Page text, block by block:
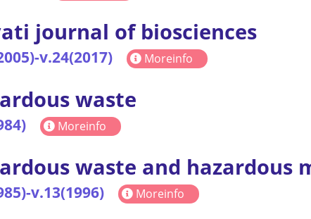
journal of biosciences
v.24(2017) Moreinfo
waste
Moreinfo
waste and hazardous
v.13(1996) Moreinfo